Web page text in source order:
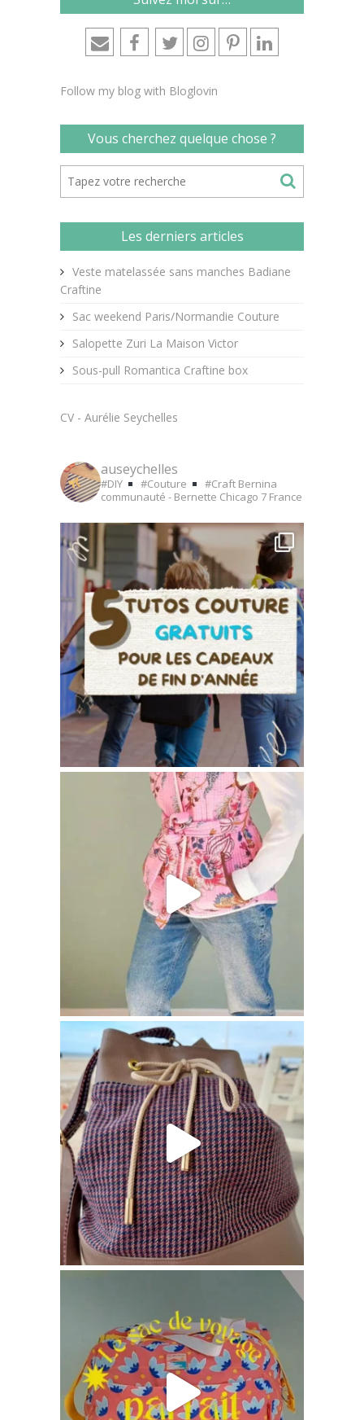
Follow my blog with Bloglovin
Vous cherchez quelque chose ?
Les derniers articles
Veste matelassée sans manches Badiane
Craftine
Sac weekend Paris/Normandie Couture
Salopette Zuri La Maison Victor
Sous-pull Romantica Craftine box
CV - Aurélie Seychelles
auseychelles
#DIY #Couture #Craft Bernina
communauté - Bernette Chicago 7 France